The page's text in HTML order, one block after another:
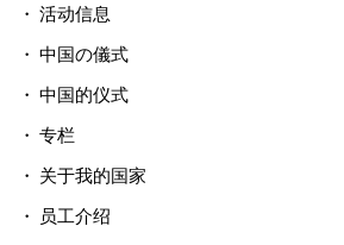
活动信息
中国の儀式
中国的仪式
专栏
关于我的国家
员工介绍